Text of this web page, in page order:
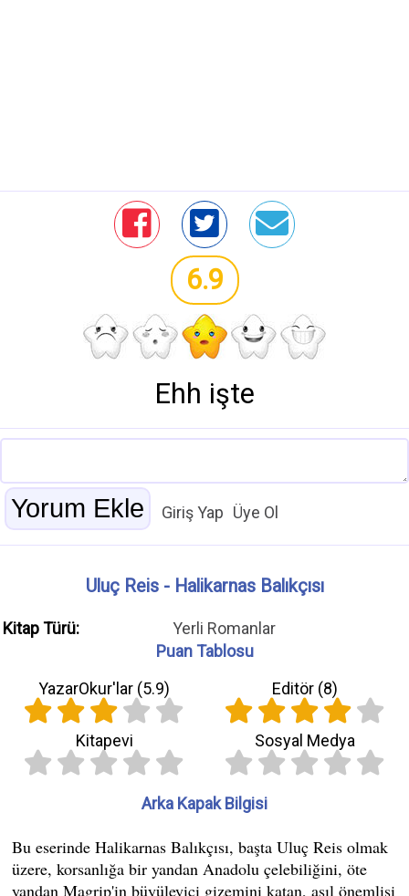
6.9
Ehh işte
Giriş Yap Üye Ol
Uluç Reis - Halikarnas Balıkçısı
Kitap Türü:
Yerli Romanlar
Puan Tablosu
YazarOkur'lar (5.9) Editör (8)
Kitapevi Sosyal Medya
Arka Kapak Bilgisi